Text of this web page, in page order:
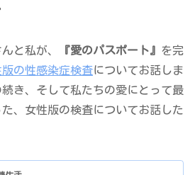
と私が、 『愛のパスポート』 を完
版の性感染症検査についてお話しま
き、そして私たちの愛にとって最
、女性版の検査についてお話した